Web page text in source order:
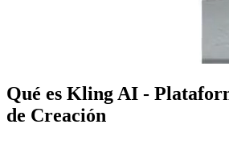
Qué es Kling AI -
de Creación